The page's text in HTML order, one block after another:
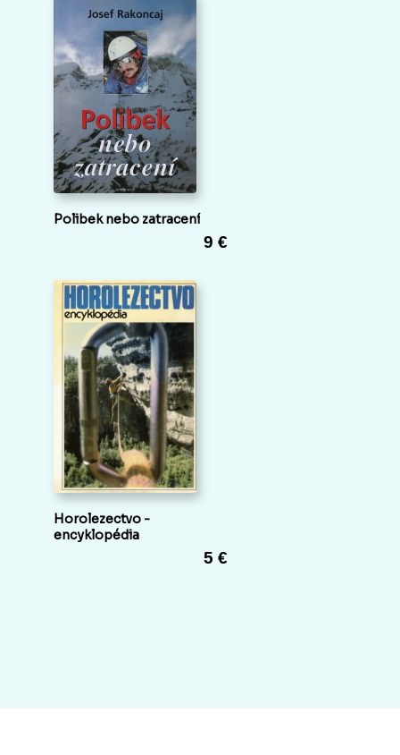
Polibek nebo zatracení
9 €
Horolezectvo -
encyklopédia
5 €